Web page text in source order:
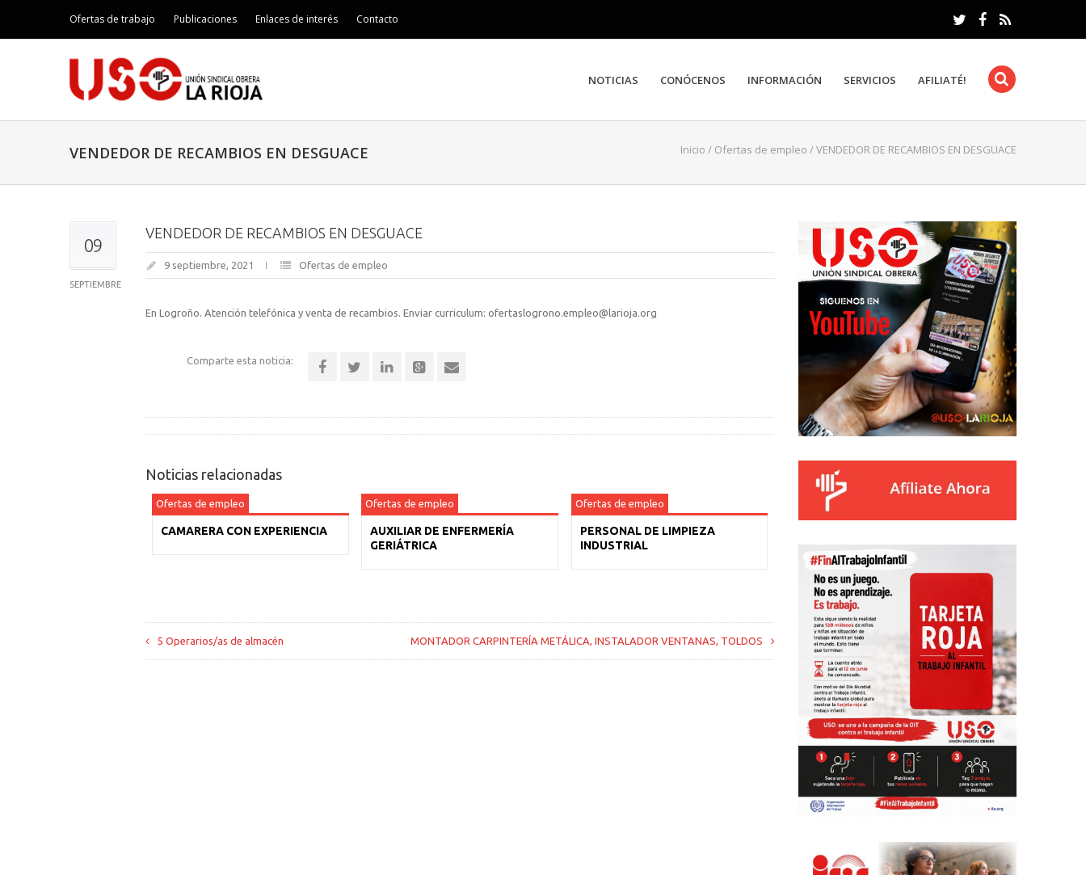
Ofertas de trabajo Publicaciones Enlaces de interés Contacto
NOTICIAS CONÓCENOS INFORMACIÓN SERVICIOS AFILIATÉ!
VENDEDOR DE RECAMBIOS EN DESGUACE Inicio / Ofertas de empleo /VENDEDOR DE RECAMBIOS EN DESGUACE
09
SEPTIEMBRE
VENDEDOR DE RECAMBIOS EN DESGUACE
9 septiembre, 2021 Ofertas de empleo
En Logroño. Atención telefónica y venta de recambios. Enviar curriculum: ofertaslogrono.empleo@larioja.org
Comparte esta noticia:
Noticias relacionadas
Ofertas de empleo
CAMARERA CON EXPERIENCIA
Ofertas de empleo
AUXILIAR DE ENFERMERÍA
GERIÁTRICA
Ofertas de empleo
PERSONAL DE LIMPIEZA
INDUSTRIAL
5 Operarios/as de almacén MONTADOR CARPINTERÍA METÁLICA, INSTALADOR VENTANAS, TOLDOS